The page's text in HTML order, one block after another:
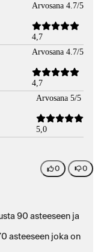
Arvosana 4.7/5
4,7
Arvosana 4.7/5
4,7
Arvosana 5/5
5,0
0 0
90 asteeseen ja
asteeseen joka on